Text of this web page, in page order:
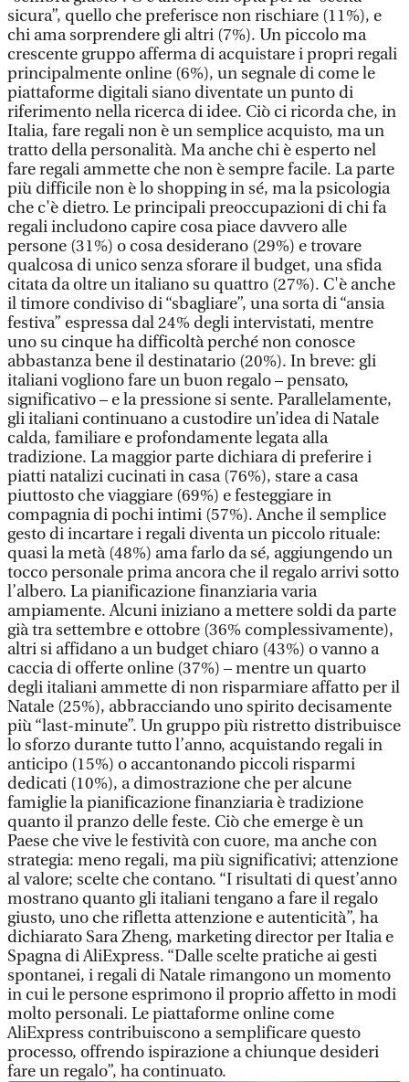
sicura”, quello che preferisce non rischiare (11%), e
chi ama sorprendere gli altri (7%). Un piccolo ma
crescente gruppo afferma di acquistare i propri regali
principalmente online (6%), un segnale di come le
piattaforme digitali siano diventate un punto di
riferimento nella ricerca di idee. Ciò ci ricorda che, in
Italia, fare regali non è un semplice acquisto, ma un
tratto della personalità. Ma anche chi è esperto nel
fare regali ammette che non è sempre facile. La parte
più difficile non è lo shopping in sé, ma la psicologia
che c'è dietro. Le principali preoccupazioni di chi fa
regali includono capire cosa piace davvero alle
persone (31%) o cosa desiderano (29%) e trovare
qualcosa di unico senza sforare il budget, una sfida
citata da oltre un italiano su quattro (27%). C'è anche
il timore condiviso di “sbagliare”, una sorta di “ansia
festiva” espressa dal 24% degli intervistati, mentre
uno su cinque ha difficoltà perché non conosce
abbastanza bene il destinatario (20%). In breve: gli
italiani vogliono fare un buon regalo – pensato,
significativo – e la pressione si sente. Parallelamente,
gli italiani continuano a custodire un’idea di Natale
calda, familiare e profondamente legata alla
tradizione. La maggior parte dichiara di preferire i
piatti natalizi cucinati in casa (76%), stare a casa
piuttosto che viaggiare (69%) e festeggiare in
compagnia di pochi intimi (57%). Anche il semplice
gesto di incartare i regali diventa un piccolo rituale:
quasi la metà (48%) ama farlo da sé, aggiungendo un
tocco personale prima ancora che il regalo arrivi sotto
l’albero. La pianificazione finanziaria varia
ampiamente. Alcuni iniziano a mettere soldi da parte
già tra settembre e ottobre (36% complessivamente),
altri si affidano a un budget chiaro (43%) o vanno a
caccia di offerte online (37%) – mentre un quarto
degli italiani ammette di non risparmiare affatto per il
Natale (25%), abbracciando uno spirito decisamente
più “last-minute”. Un gruppo più ristretto distribuisce
lo sforzo durante tutto l’anno, acquistando regali in
anticipo (15%) o accantonando piccoli risparmi
dedicati (10%), a dimostrazione che per alcune
famiglie la pianificazione finanziaria è tradizione
quanto il pranzo delle feste. Ciò che emerge è un
Paese che vive le festività con cuore, ma anche con
strategia: meno regali, ma più significativi; attenzione
al valore; scelte che contano. “I risultati di quest’anno
mostrano quanto gli italiani tengano a fare il regalo
giusto, uno che rifletta attenzione e autenticità”, ha
dichiarato Sara Zheng, marketing director per Italia e
Spagna di AliExpress. “Dalle scelte pratiche ai gesti
spontanei, i regali di Natale rimangono un momento
in cui le persone esprimono il proprio affetto in modi
molto personali. Le piattaforme online come
AliExpress contribuiscono a semplificare questo
processo, offrendo ispirazione a chiunque desideri
fare un regalo”, ha continuato.